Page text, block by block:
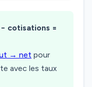
cotisations =
→ net pour
avec les taux